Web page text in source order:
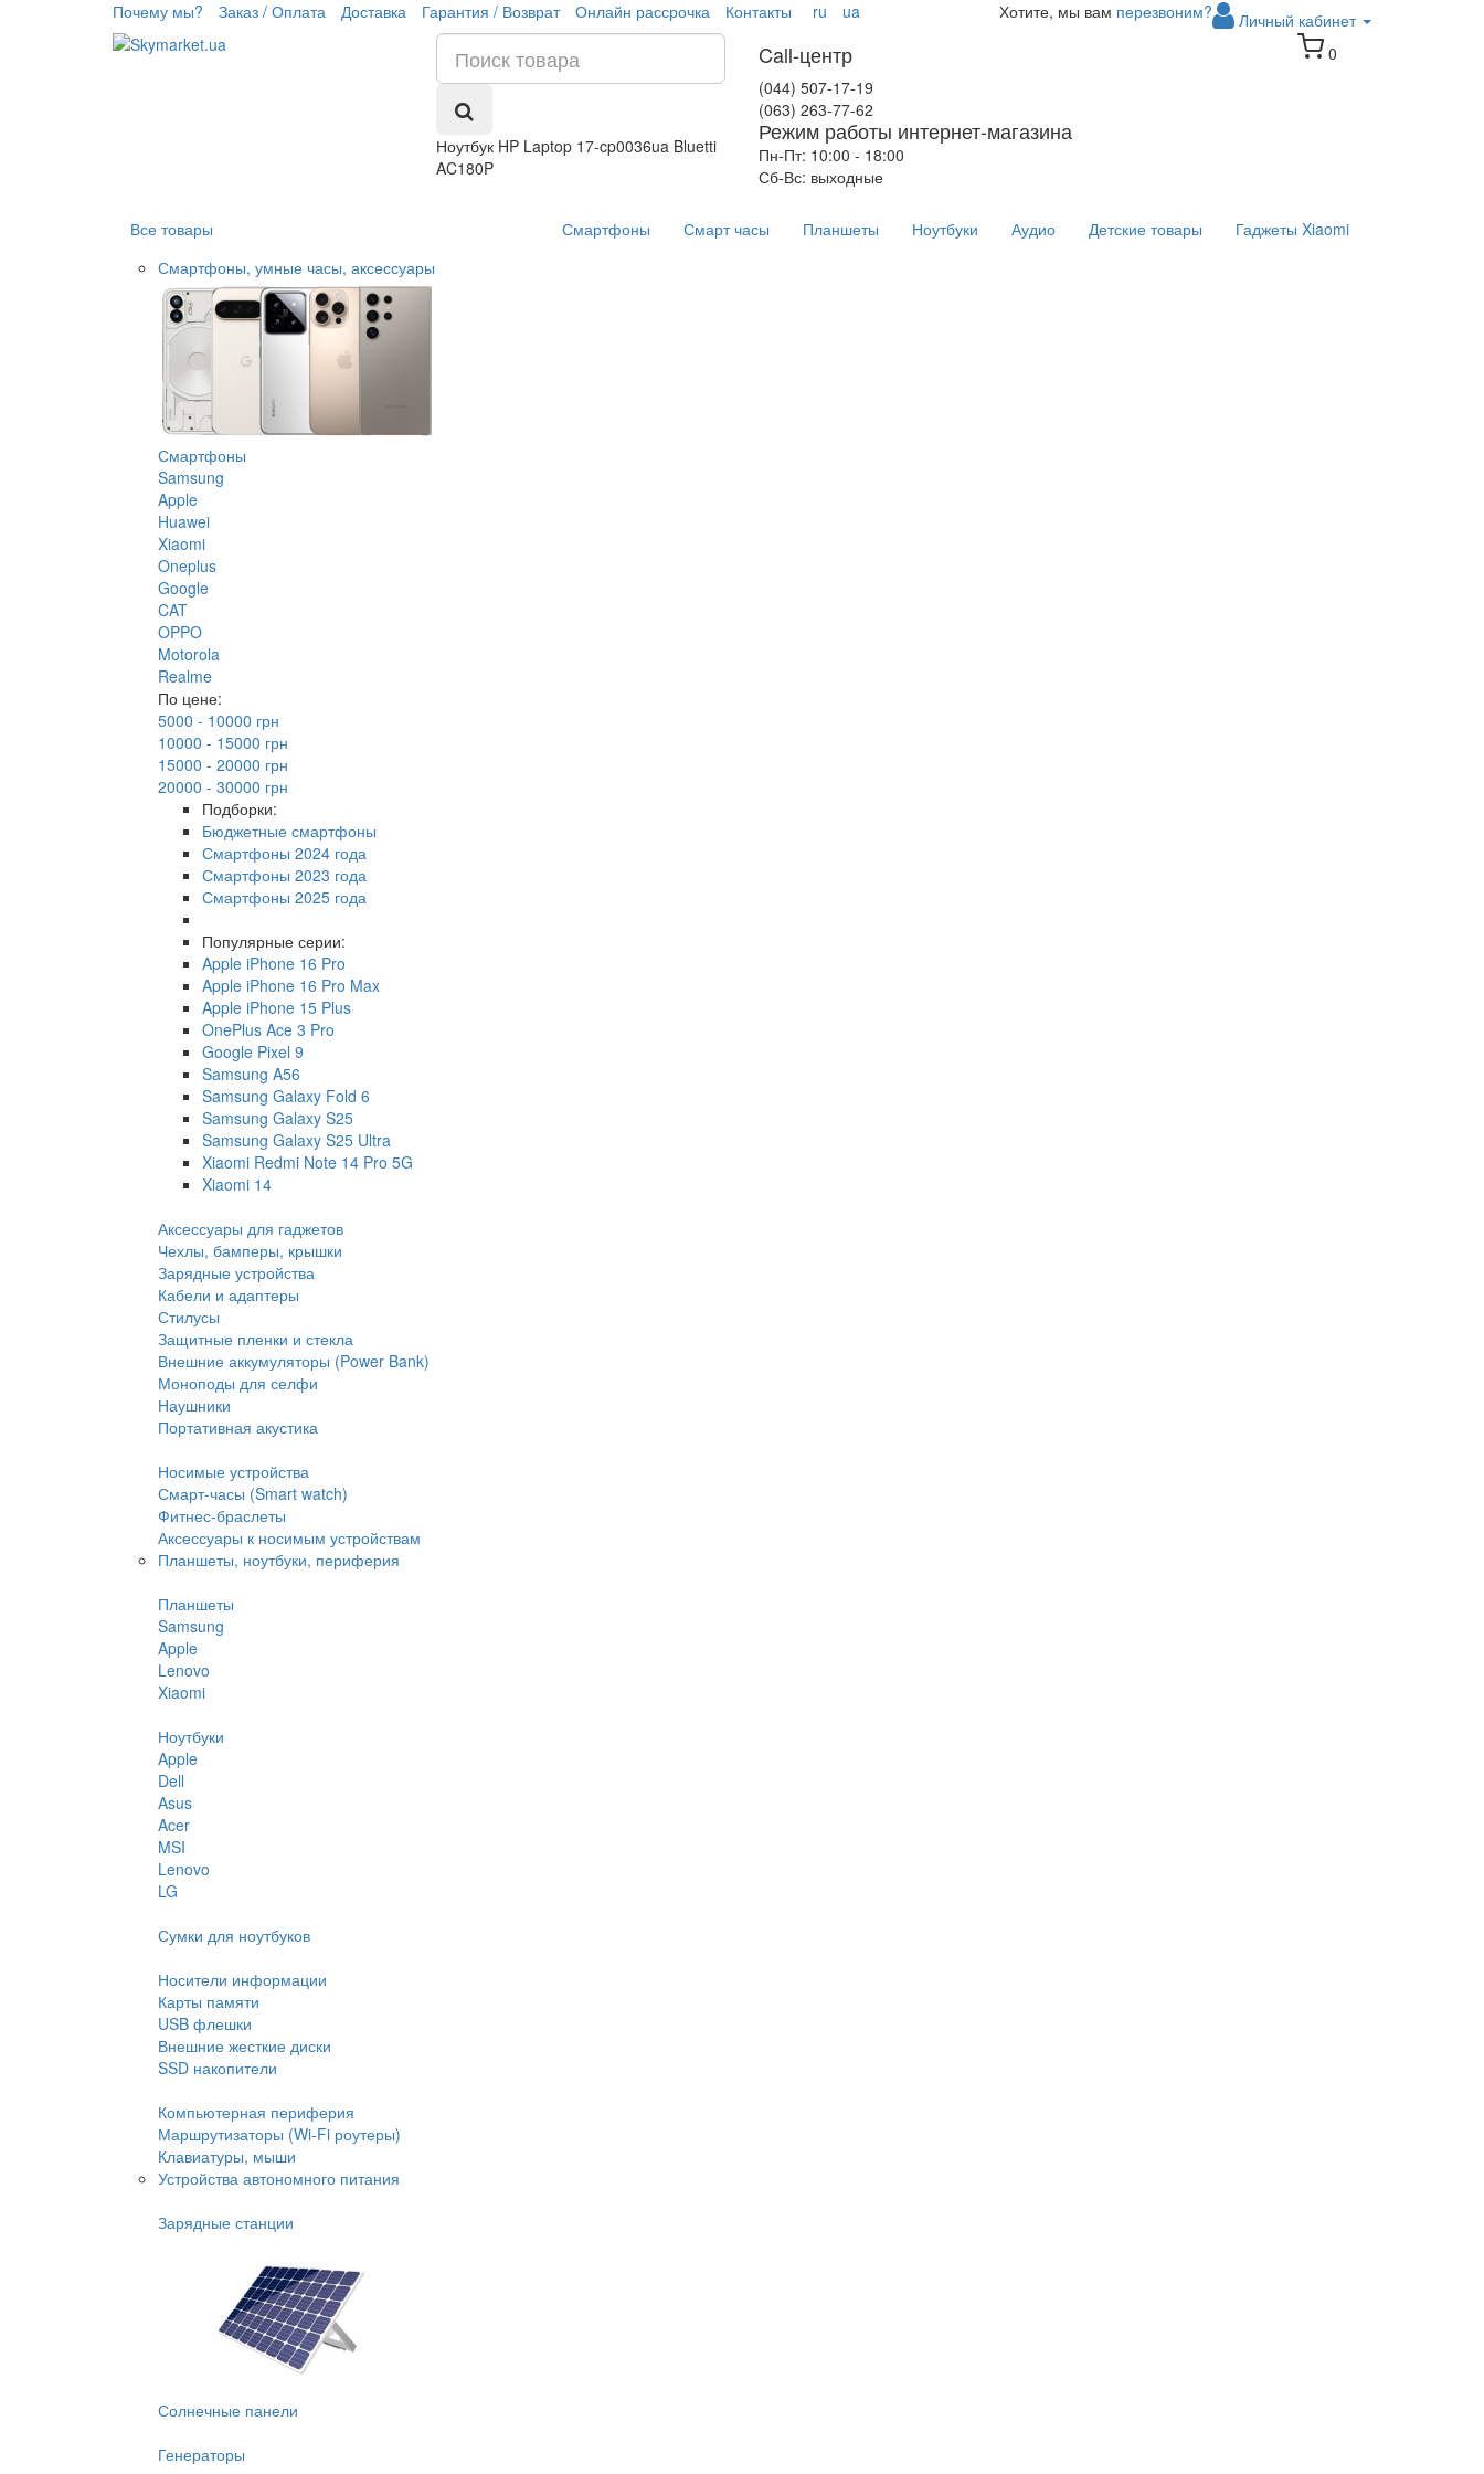
Почему мы? Заказ / Оплата Доставка Гарантия / Возврат Онлайн рассрочка Контакты ru ua Личный кабинет
Хотите, мы вам перезвоним?
Ноутбук HP Laptop 17-cp0036ua Bluetti
AC180P
Call-центр
(044) 507-17-19
(063) 263-77-62
Режим работы интернет-магазина
Пн-Пт: 10:00 - 18:00
Сб-Вс: выходные
0
Все товары
Смартфоны, умные часы, аксессуары
Смартфоны
Samsung
Apple
Huawei
Xiaomi
Oneplus
Google
CAT
OPPO
Motorola
Realme
По цене:
5000 - 10000 грн
10000 - 15000 грн
15000 - 20000 грн
20000 - 30000 грн
Подборки:
Бюджетные смартфоны
Смартфоны 2024 года
Смартфоны 2023 года
Смартфоны 2025 года
Популярные серии:
Apple iPhone 16 Pro
Apple iPhone 16 Pro Max
Apple iPhone 15 Plus
OnePlus Ace 3 Pro
Google Pixel 9
Samsung A56
Samsung Galaxy Fold 6
Samsung Galaxy S25
Samsung Galaxy S25 Ultra
Xiaomi Redmi Note 14 Pro 5G
Xiaomi 14
Аксессуары для гаджетов
Чехлы, бамперы, крышки
Зарядные устройства
Кабели и адаптеры
Стилусы
Защитные пленки и стекла
Внешние аккумуляторы (Power Bank)
Моноподы для селфи
Наушники
Портативная акустика
Носимые устройства
Смарт-часы (Smart watch)
Фитнес-браслеты
Аксессуары к носимым устройствам
Планшеты, ноутбуки, периферия
Планшеты
Samsung
Apple
Lenovo
Xiaomi
Ноутбуки
Apple
Dell
Asus
Acer
MSI
Lenovo
LG
Сумки для ноутбуков
Носители информации
Карты памяти
USB флешки
Внешние жесткие диски
SSD накопители
Компьютерная периферия
Маршрутизаторы (Wi-Fi роутеры)
Клавиатуры, мыши
Устройства автономного питания
Зарядные станции
Солнечные панели
Генераторы
Смартфоны Смарт часы Планшеты Ноутбуки Аудио Детские товары Гаджеты Xiaomi